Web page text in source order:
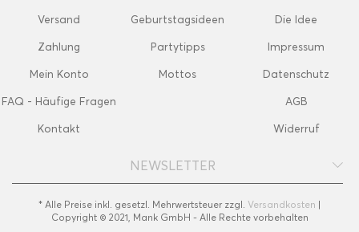
Versand
Zahlung
Mein Konto
FAQ - Häufige Fragen
Kontakt
Geburtstagsideen
Partytipps
Mottos
Die Idee
Impressum
Datenschutz
AGB
Widerruf
NEWSLETTER
* Alle Preise inkl. gesetzl. Mehrwertsteuer zzgl. Versandkosten |
Copyright © 2021, Mank GmbH - Alle Rechte vorbehalten